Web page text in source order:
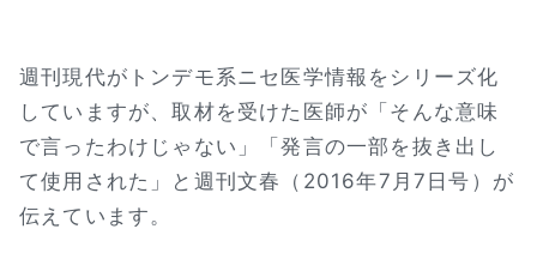
週刊現代がトンデモ系ニセ医学情報をシリーズ化
していますが、取材を受けた医師が「そんな意味
で言ったわけじゃない」「発言の一部を抜き出し
て使用された」と週刊文春（2016年7月7日号）が
伝えています。